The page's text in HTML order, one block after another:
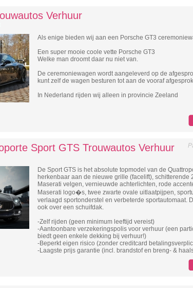
Verhuur
Als enige bieden wij aan een Porsche GT3
Een super mooie coole vette Porsche GT3
Welke man droomt daar nu niet van.
De ceremoniewagen wordt aangeleverd op de
kunt zelf de wagen besturen tot aan de vooraf
In Nederland rijden wij alleen in provincie Zeeland
Sport GTS Trouwautos Verhuur
De Sport GTS is het absolute topmodel van de
herkenbaar aan de nieuwe grille (facelift), schitterende
Maserati velgen, vernieuwde achterlichten, rode
Maserati logo�s, twee zwarte ovale uitlaatpijpen,
verlaagd sportonderstel en verbeterde sportautomaat.
ook over een schuifdak.
-Zelf rijden (geen minimum leeftijd vereist)
-Aantoonbare verzekeringspolis voor verhuur (een
biedt geen enkele dekking bij verhuur!)
-Beperkt eigen risico (zonder creditcard
-Laagste prijs garantie (incl. brandstof en breng- &